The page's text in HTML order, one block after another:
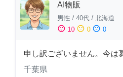
AI物販
男性 / 40代 / 北海道
sentiment_satisfied 10 sentiment_neutral 0 sentiment_dissatisfied 0
申し訳ございません。今は
千葉県